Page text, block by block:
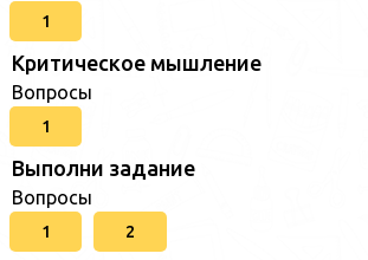
1
Критическое мышление
Вопросы
1
Выполни задание
Вопросы
1 2